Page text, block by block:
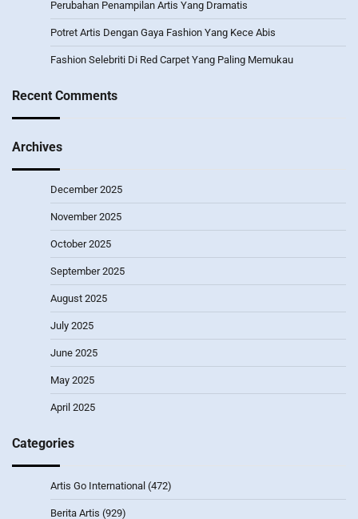
Perubahan Penampilan Artis Yang Dramatis
Potret Artis Dengan Gaya Fashion Yang Kece Abis
Fashion Selebriti Di Red Carpet Yang Paling Memukau
Recent Comments
Archives
December 2025
November 2025
October 2025
September 2025
August 2025
July 2025
June 2025
May 2025
April 2025
Categories
Artis Go International (472)
Berita Artis (929)